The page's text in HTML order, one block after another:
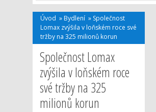
Úvod » Bydlení » Společnost
Lomax zvýšila v loňském roce své
tržby na 325 milionů korun
Společnost Lomax
zvýšila v loňském roce
své tržby na 325
milionů korun